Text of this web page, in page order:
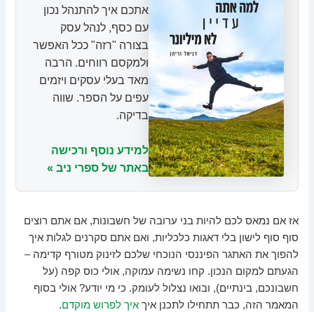
אתכם איך להתנהל נכון
עם כסף, לנהל עסק
בצורה "רזה" ככל האפשר
ולמקסם רווחים. הרבה
מאד בעלי עסקים ויזמים
עפים על הספר. שווה
בדיקה.
למידע נוסף ורכישה
באתר של ספרי ניב »
אז אם נמאס לכם להיות בני ערובה של חשבונות, אם אתם רוצים
סוף סוף לישון בלי דאגות כלכליות, ואם אתם סקרנים לגלות איך
להפוך את האתגר הפיננסי הנוכחי שלכם לזינוק מטורף קדימה –
הגעתם למקום הנכון. קחו נשימה עמוקה, אולי כוס קפה (על
חשבונכם, בינתיים), ובואו נצלול לעומק. כי מי יודע? אולי בסוף
המאמר הזה, כבר תתחילו לתכנן איךאיך לפרוש מוקדם.